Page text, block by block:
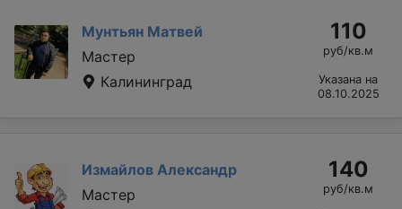
Мунтьян Матвей
Мастер
Калининград
110
руб/кв.м
Указана на
08.10.2025
Измайлов Александр
Мастер
140
руб/кв.м